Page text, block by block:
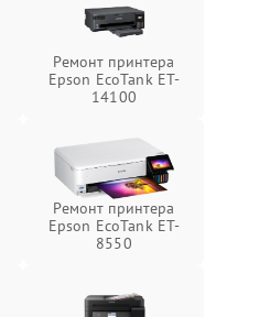
Ремонт принтера
Epson EcoTank ET-
14100
Ремонт принтера
Epson EcoTank ET-
8550